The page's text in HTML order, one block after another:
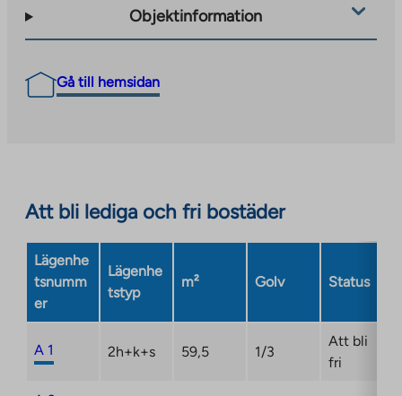
Objektinformation
Gå till hemsidan
Att bli lediga och fri bostäder
Lägenhe
tsnumm
er
Lägenhe
tstyp
m² Golv Status
A 1 2h+k+s 59,5 1/3
Att bli
fri